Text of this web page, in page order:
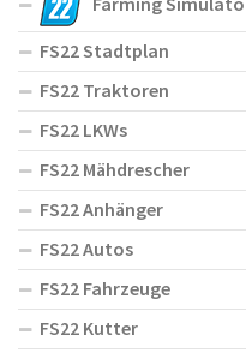
FS22 Stadtplan
FS22 Traktoren
FS22 LKWs
FS22 Mähdrescher
FS22 Anhänger
FS22 Autos
FS22 Fahrzeuge
FS22 Kutter